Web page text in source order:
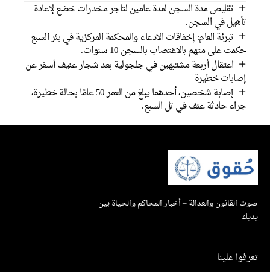
تقليص مدة السجن لمدة عامين لتاجر مخدرات خضع لإعادة
تأهيل في السجن.
تبرئة العام: إخفاقات الادعاء والمحكمة المركزية في بئر السبع
حكمت على متهم بالاغتصاب بالسجن 10 سنوات.
اعتقال أربعة مشتبهين في جلجولية بعد شجار عنيف أسفر عن
إصابات خطيرة
إصابة شخصين، أحدهما يبلغ من العمر 50 عامًا بحالة خطيرة،
جراء حادثة عنف في تل السبع.
والعدالة – أخبار المحاكم والحياة بين
علينا